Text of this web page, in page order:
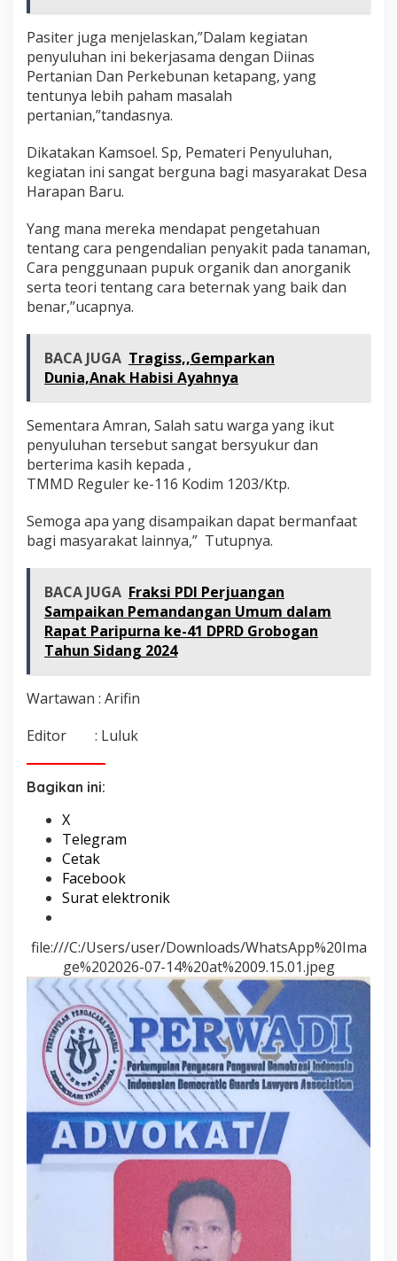
Pasiter juga menjelaskan,”Dalam kegiatan
penyuluhan ini bekerjasama dengan Diinas
Pertanian Dan Perkebunan ketapang, yang
tentunya lebih paham masalah
pertanian,”tandasnya.
Dikatakan Kamsoel. Sp, Pemateri Penyuluhan,
kegiatan ini sangat berguna bagi masyarakat Desa
Harapan Baru.
Yang mana mereka mendapat pengetahuan
tentang cara pengendalian penyakit pada tanaman,
Cara penggunaan pupuk organik dan anorganik
serta teori tentang cara beternak yang baik dan
benar,”ucapnya.
BACA JUGA Tragiss,,Gemparkan
Dunia,Anak Habisi Ayahnya
Sementara Amran, Salah satu warga yang ikut
penyuluhan tersebut sangat bersyukur dan
berterima kasih kepada ,
TMMD Reguler ke-116 Kodim 1203/Ktp.
Semoga apa yang disampaikan dapat bermanfaat
bagi masyarakat lainnya,” Tutupnya.
BACA JUGA Fraksi PDI Perjuangan
Sampaikan Pemandangan Umum dalam
Rapat Paripurna ke-41 DPRD Grobogan
Tahun Sidang 2024
Wartawan : Arifin
Editor : Luluk
Bagikan ini:
X
Telegram
Cetak
Facebook
Surat elektronik
file:///C:/Users/user/Downloads/WhatsApp%20Ima
ge%202026-07-14%20at%2009.15.01.jpeg